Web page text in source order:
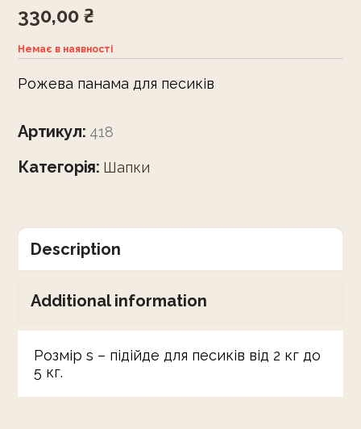
330,00₴
Немає в наявності
Рожева панама для песиків
Артикул: 418
Категорія: Шапки
Description
Additional information
Розмір s – підійде для песиків від 2 кг до
5 кг.